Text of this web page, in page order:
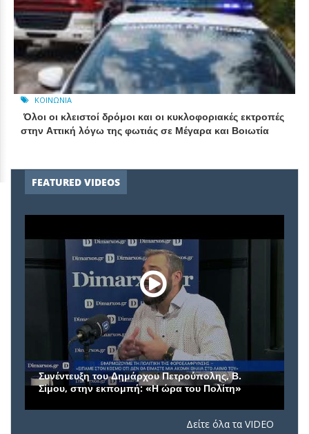
ΚΟΙΝΩΝΊΑ
Όλοι οι κλειστοί δρόμοι και οι κυκλοφοριακές εκτροπές
στην Αττική λόγω της φωτιάς σε Μέγαρα και Βοιωτία
FEATURED VIDEOS
Συνέντευξη του Δημάρχου Πετρούπολης, Β.
Σίμου, στην εκπομπή: «Η ώρα του Πολίτη»
Δείτε όλα τα VIDEO